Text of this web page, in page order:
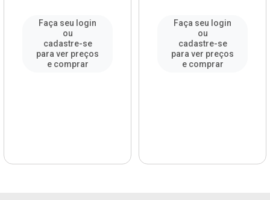
Faça seu login
ou
cadastre-se
para ver preços
e comprar
Faça seu login
ou
cadastre-se
para ver preços
e comprar